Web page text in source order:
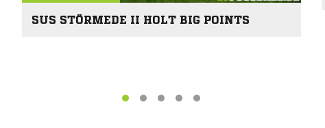
SUS STÖRMEDE II HOLT BIG POINTS